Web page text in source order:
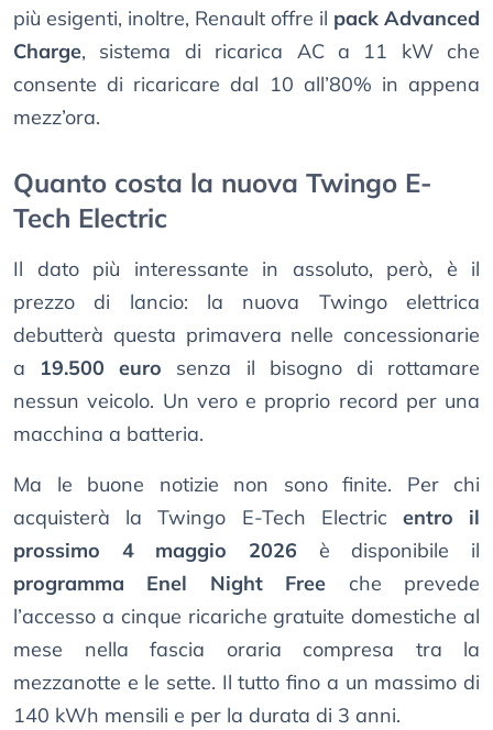
più esigenti, inoltre, Renault offre il pack Advanced
Charge, sistema di ricarica AC a 11 kW che
consente di ricaricare dal 10 all’80% in appena
mezz’ora.
Quanto costa la nuova Twingo E-
Tech Electric
Il dato più interessante in assoluto, però, è il
prezzo di lancio: la nuova Twingo elettrica
debutterà questa primavera nelle concessionarie
a 19.500 euro senza il bisogno di rottamare
nessun veicolo. Un vero e proprio record per una
macchina a batteria.
Ma le buone notizie non sono finite. Per chi
acquisterà la Twingo E-Tech Electric entro il
prossimo 4 maggio 2026 è disponibile il
programma Enel Night Free che prevede
l’accesso a cinque ricariche gratuite domestiche al
mese nella fascia oraria compresa tra la
mezzanotte e le sette. Il tutto fino a un massimo di
140 kWh mensili e per la durata di 3 anni.